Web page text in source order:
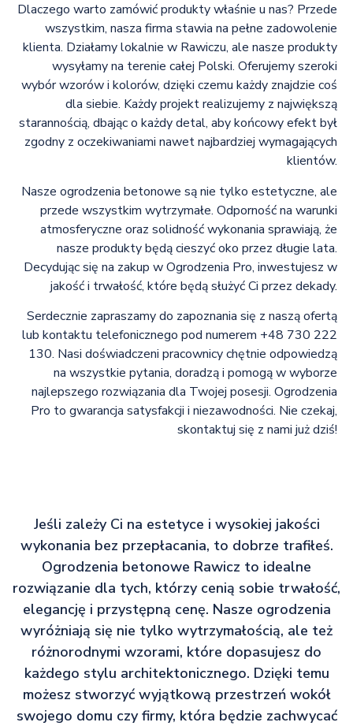
Dlaczego warto zamówić produkty właśnie u nas? Przede
wszystkim, nasza firma stawia na pełne zadowolenie
klienta. Działamy lokalnie w Rawiczu, ale nasze produkty
wysyłamy na terenie całej Polski. Oferujemy szeroki
wybór wzorów i kolorów, dzięki czemu każdy znajdzie coś
dla siebie. Każdy projekt realizujemy z największą
starannością, dbając o każdy detal, aby końcowy efekt był
zgodny z oczekiwaniami nawet najbardziej wymagających
klientów.
Nasze ogrodzenia betonowe są nie tylko estetyczne, ale
przede wszystkim wytrzymałe. Odporność na warunki
atmosferyczne oraz solidność wykonania sprawiają, że
nasze produkty będą cieszyć oko przez długie lata.
Decydując się na zakup w Ogrodzenia Pro, inwestujesz w
jakość i trwałość, które będą służyć Ci przez dekady.
Serdecznie zapraszamy do zapoznania się z naszą ofertą
lub kontaktu telefonicznego pod numerem +48 730 222
130. Nasi doświadczeni pracownicy chętnie odpowiedzą
na wszystkie pytania, doradzą i pomogą w wyborze
najlepszego rozwiązania dla Twojej posesji. Ogrodzenia
Pro to gwarancja satysfakcji i niezawodności. Nie czekaj,
skontaktuj się z nami już dziś!
Jeśli zależy Ci na estetyce i wysokiej jakości
wykonania bez przepłacania, to dobrze trafiłeś.
Ogrodzenia betonowe Rawicz to idealne
rozwiązanie dla tych, którzy cenią sobie trwałość,
elegancję i przystępną cenę. Nasze ogrodzenia
wyróżniają się nie tylko wytrzymałością, ale też
różnorodnymi wzorami, które dopasujesz do
każdego stylu architektonicznego. Dzięki temu
możesz stworzyć wyjątkową przestrzeń wokół
swojego domu czy firmy, która będzie zachwycać